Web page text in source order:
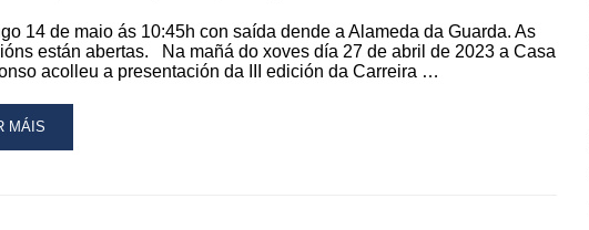
14 de maio ás 10:45h con saída dende a Alameda da Guarda. As
están abertas. Na mañá do xoves día 27 de abril de 2023 a Casa
acolleu a presentación da III edición da Carreira …
MÁIS